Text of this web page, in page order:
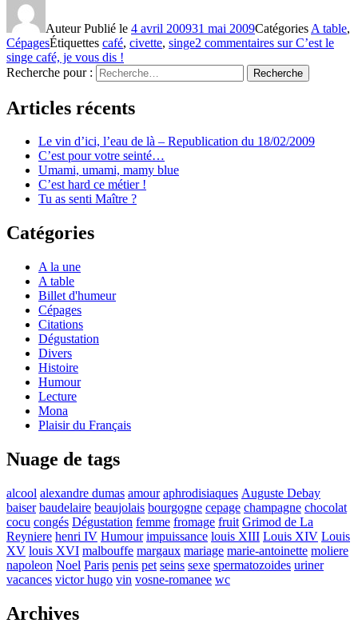
AuteurPublié le 4 avril 200931 mai 2009Catégories A table,
CépagesÉtiquettes café, civette, singe2 commentaires sur C’est le
singe café, je vous dis !
Recherche pour :
Recherche
Articles récents
Le vin d’ici, l’eau de là – Republication du 18/02/2009
C’est pour votre seinté…
Umami, umami, mamy blue
C’est hard ce métier !
Tu as senti Maître ?
Catégories
A la une
A table
Billet d'humeur
Cépages
Citations
Dégustation
Divers
Histoire
Humour
Lecture
Mona
Plaisir du Français
Nuage de tags
alcool alexandre dumas amour aphrodisiaques Auguste Debay
baiser baudelaire beaujolais bourgogne cepage champagne chocolat
cocu congés Dégustation femme fromage fruit Grimod de La
Reyniere henri IV Humour impuissance louis XIII Louis XIV Louis
XV louis XVI malbouffe margaux mariage marie-antoinette moliere
napoleon Noel Paris penis pet seins sexe spermatozoides uriner
vacances victor hugo vin vosne-romanee wc
Archives